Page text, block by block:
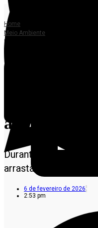
Home
Meio Ambiente
Exploração de madeira em Mato
CONSERVAÇÃO AMBIENTAL
até 1º de abril
Durante esse
arrastar ou
6 de fevereiro de 2026
2:53 pm